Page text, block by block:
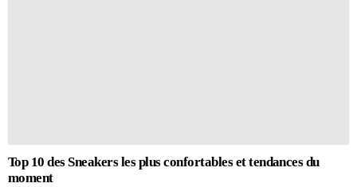
Top 10 des Sneakers les plus confortables et tendances du
moment